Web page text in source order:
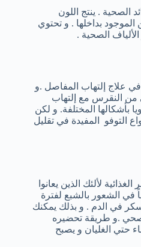
الصحية . ينتج اللون
الموجود بداخلها . و تحتوي
الصحية .
علاج إلتهاب المفاصل .و
من النقرس مع إلتهاب
بأشكالها المختلفة. و لكن
التوفو المفيدة في تقليل
لألئك الذين يعانوا
في الشعور بالشبع لفترة
في الدم . و بذلك يمكنك
.و طريقة تحضيره
حتي الغليان و يصبح